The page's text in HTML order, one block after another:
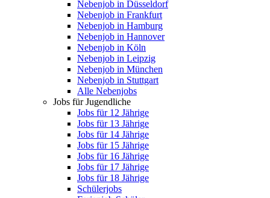
Nebenjob in Düsseldorf
Nebenjob in Frankfurt
Nebenjob in Hamburg
Nebenjob in Hannover
Nebenjob in Köln
Nebenjob in Leipzig
Nebenjob in München
Nebenjob in Stuttgart
Alle Nebenjobs
Jobs für Jugendliche
Jobs für 12 Jährige
Jobs für 13 Jährige
Jobs für 14 Jährige
Jobs für 15 Jährige
Jobs für 16 Jährige
Jobs für 17 Jährige
Jobs für 18 Jährige
Schülerjobs